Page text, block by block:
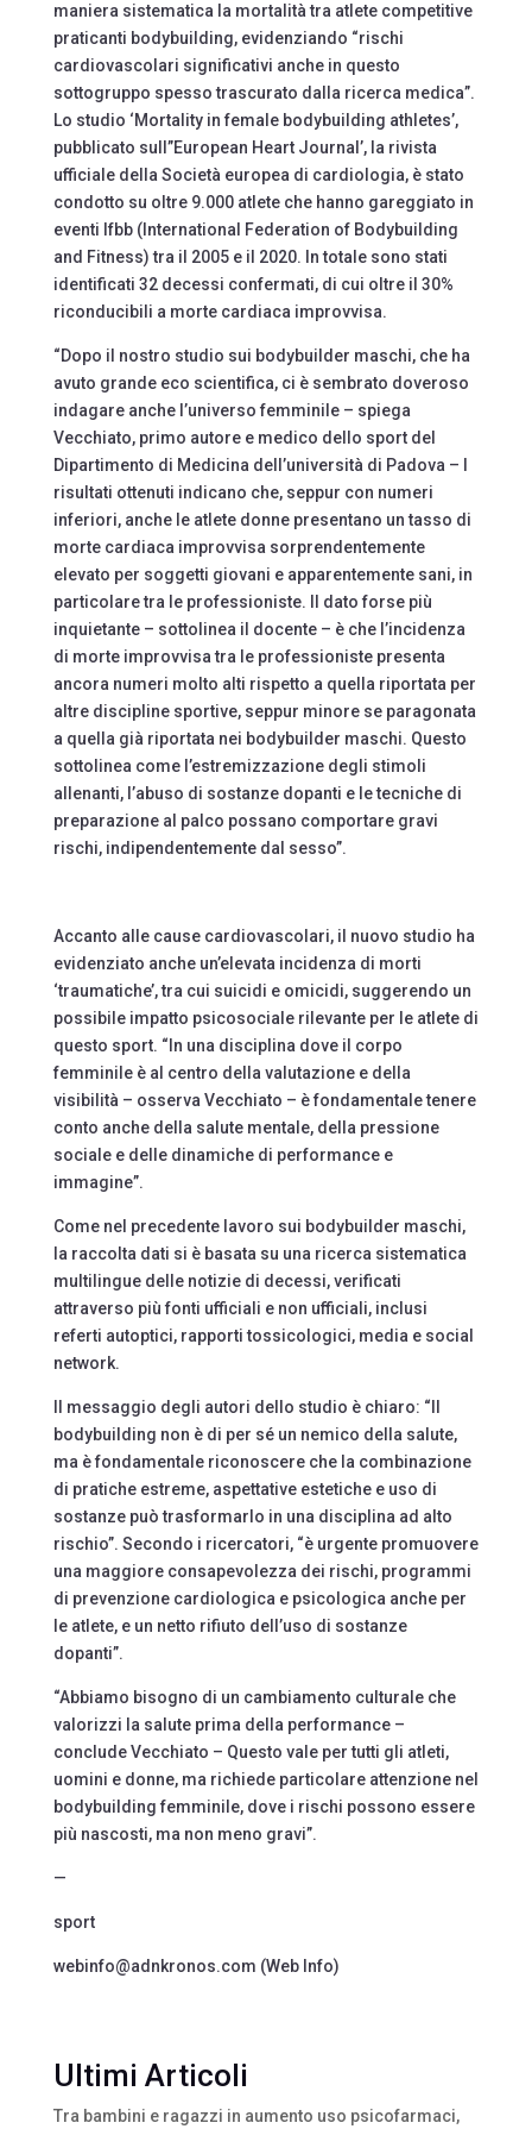
maniera sistematica la mortalità tra atlete competitive
praticanti bodybuilding, evidenziando “rischi
cardiovascolari significativi anche in questo
sottogruppo spesso trascurato dalla ricerca medica”.
Lo studio ‘Mortality in female bodybuilding athletes’,
pubblicato sull”European Heart Journal’, la rivista
ufficiale della Società europea di cardiologia, è stato
condotto su oltre 9.000 atlete che hanno gareggiato in
eventi Ifbb (International Federation of Bodybuilding
and Fitness) tra il 2005 e il 2020. In totale sono stati
identificati 32 decessi confermati, di cui oltre il 30%
riconducibili a morte cardiaca improvvisa.
“Dopo il nostro studio sui bodybuilder maschi, che ha
avuto grande eco scientifica, ci è sembrato doveroso
indagare anche l’universo femminile – spiega
Vecchiato, primo autore e medico dello sport del
Dipartimento di Medicina dell’università di Padova – I
risultati ottenuti indicano che, seppur con numeri
inferiori, anche le atlete donne presentano un tasso di
morte cardiaca improvvisa sorprendentemente
elevato per soggetti giovani e apparentemente sani, in
particolare tra le professioniste. Il dato forse più
inquietante – sottolinea il docente – è che l’incidenza
di morte improvvisa tra le professioniste presenta
ancora numeri molto alti rispetto a quella riportata per
altre discipline sportive, seppur minore se paragonata
a quella già riportata nei bodybuilder maschi. Questo
sottolinea come l’estremizzazione degli stimoli
allenanti, l’abuso di sostanze dopanti e le tecniche di
preparazione al palco possano comportare gravi
rischi, indipendentemente dal sesso”.
Accanto alle cause cardiovascolari, il nuovo studio ha
evidenziato anche un’elevata incidenza di morti
‘traumatiche’, tra cui suicidi e omicidi, suggerendo un
possibile impatto psicosociale rilevante per le atlete di
questo sport. “In una disciplina dove il corpo
femminile è al centro della valutazione e della
visibilità – osserva Vecchiato – è fondamentale tenere
conto anche della salute mentale, della pressione
sociale e delle dinamiche di performance e
immagine”.
Come nel precedente lavoro sui bodybuilder maschi,
la raccolta dati si è basata su una ricerca sistematica
multilingue delle notizie di decessi, verificati
attraverso più fonti ufficiali e non ufficiali, inclusi
referti autoptici, rapporti tossicologici, media e social
network.
Il messaggio degli autori dello studio è chiaro: “Il
bodybuilding non è di per sé un nemico della salute,
ma è fondamentale riconoscere che la combinazione
di pratiche estreme, aspettative estetiche e uso di
sostanze può trasformarlo in una disciplina ad alto
rischio”. Secondo i ricercatori, “è urgente promuovere
una maggiore consapevolezza dei rischi, programmi
di prevenzione cardiologica e psicologica anche per
le atlete, e un netto rifiuto dell’uso di sostanze
dopanti”.
“Abbiamo bisogno di un cambiamento culturale che
valorizzi la salute prima della performance –
conclude Vecchiato – Questo vale per tutti gli atleti,
uomini e donne, ma richiede particolare attenzione nel
bodybuilding femminile, dove i rischi possono essere
più nascosti, ma non meno gravi”.
—
sport
webinfo@adnkronos.com (Web Info)
Ultimi Articoli
Tra bambini e ragazzi in aumento uso psicofarmaci,